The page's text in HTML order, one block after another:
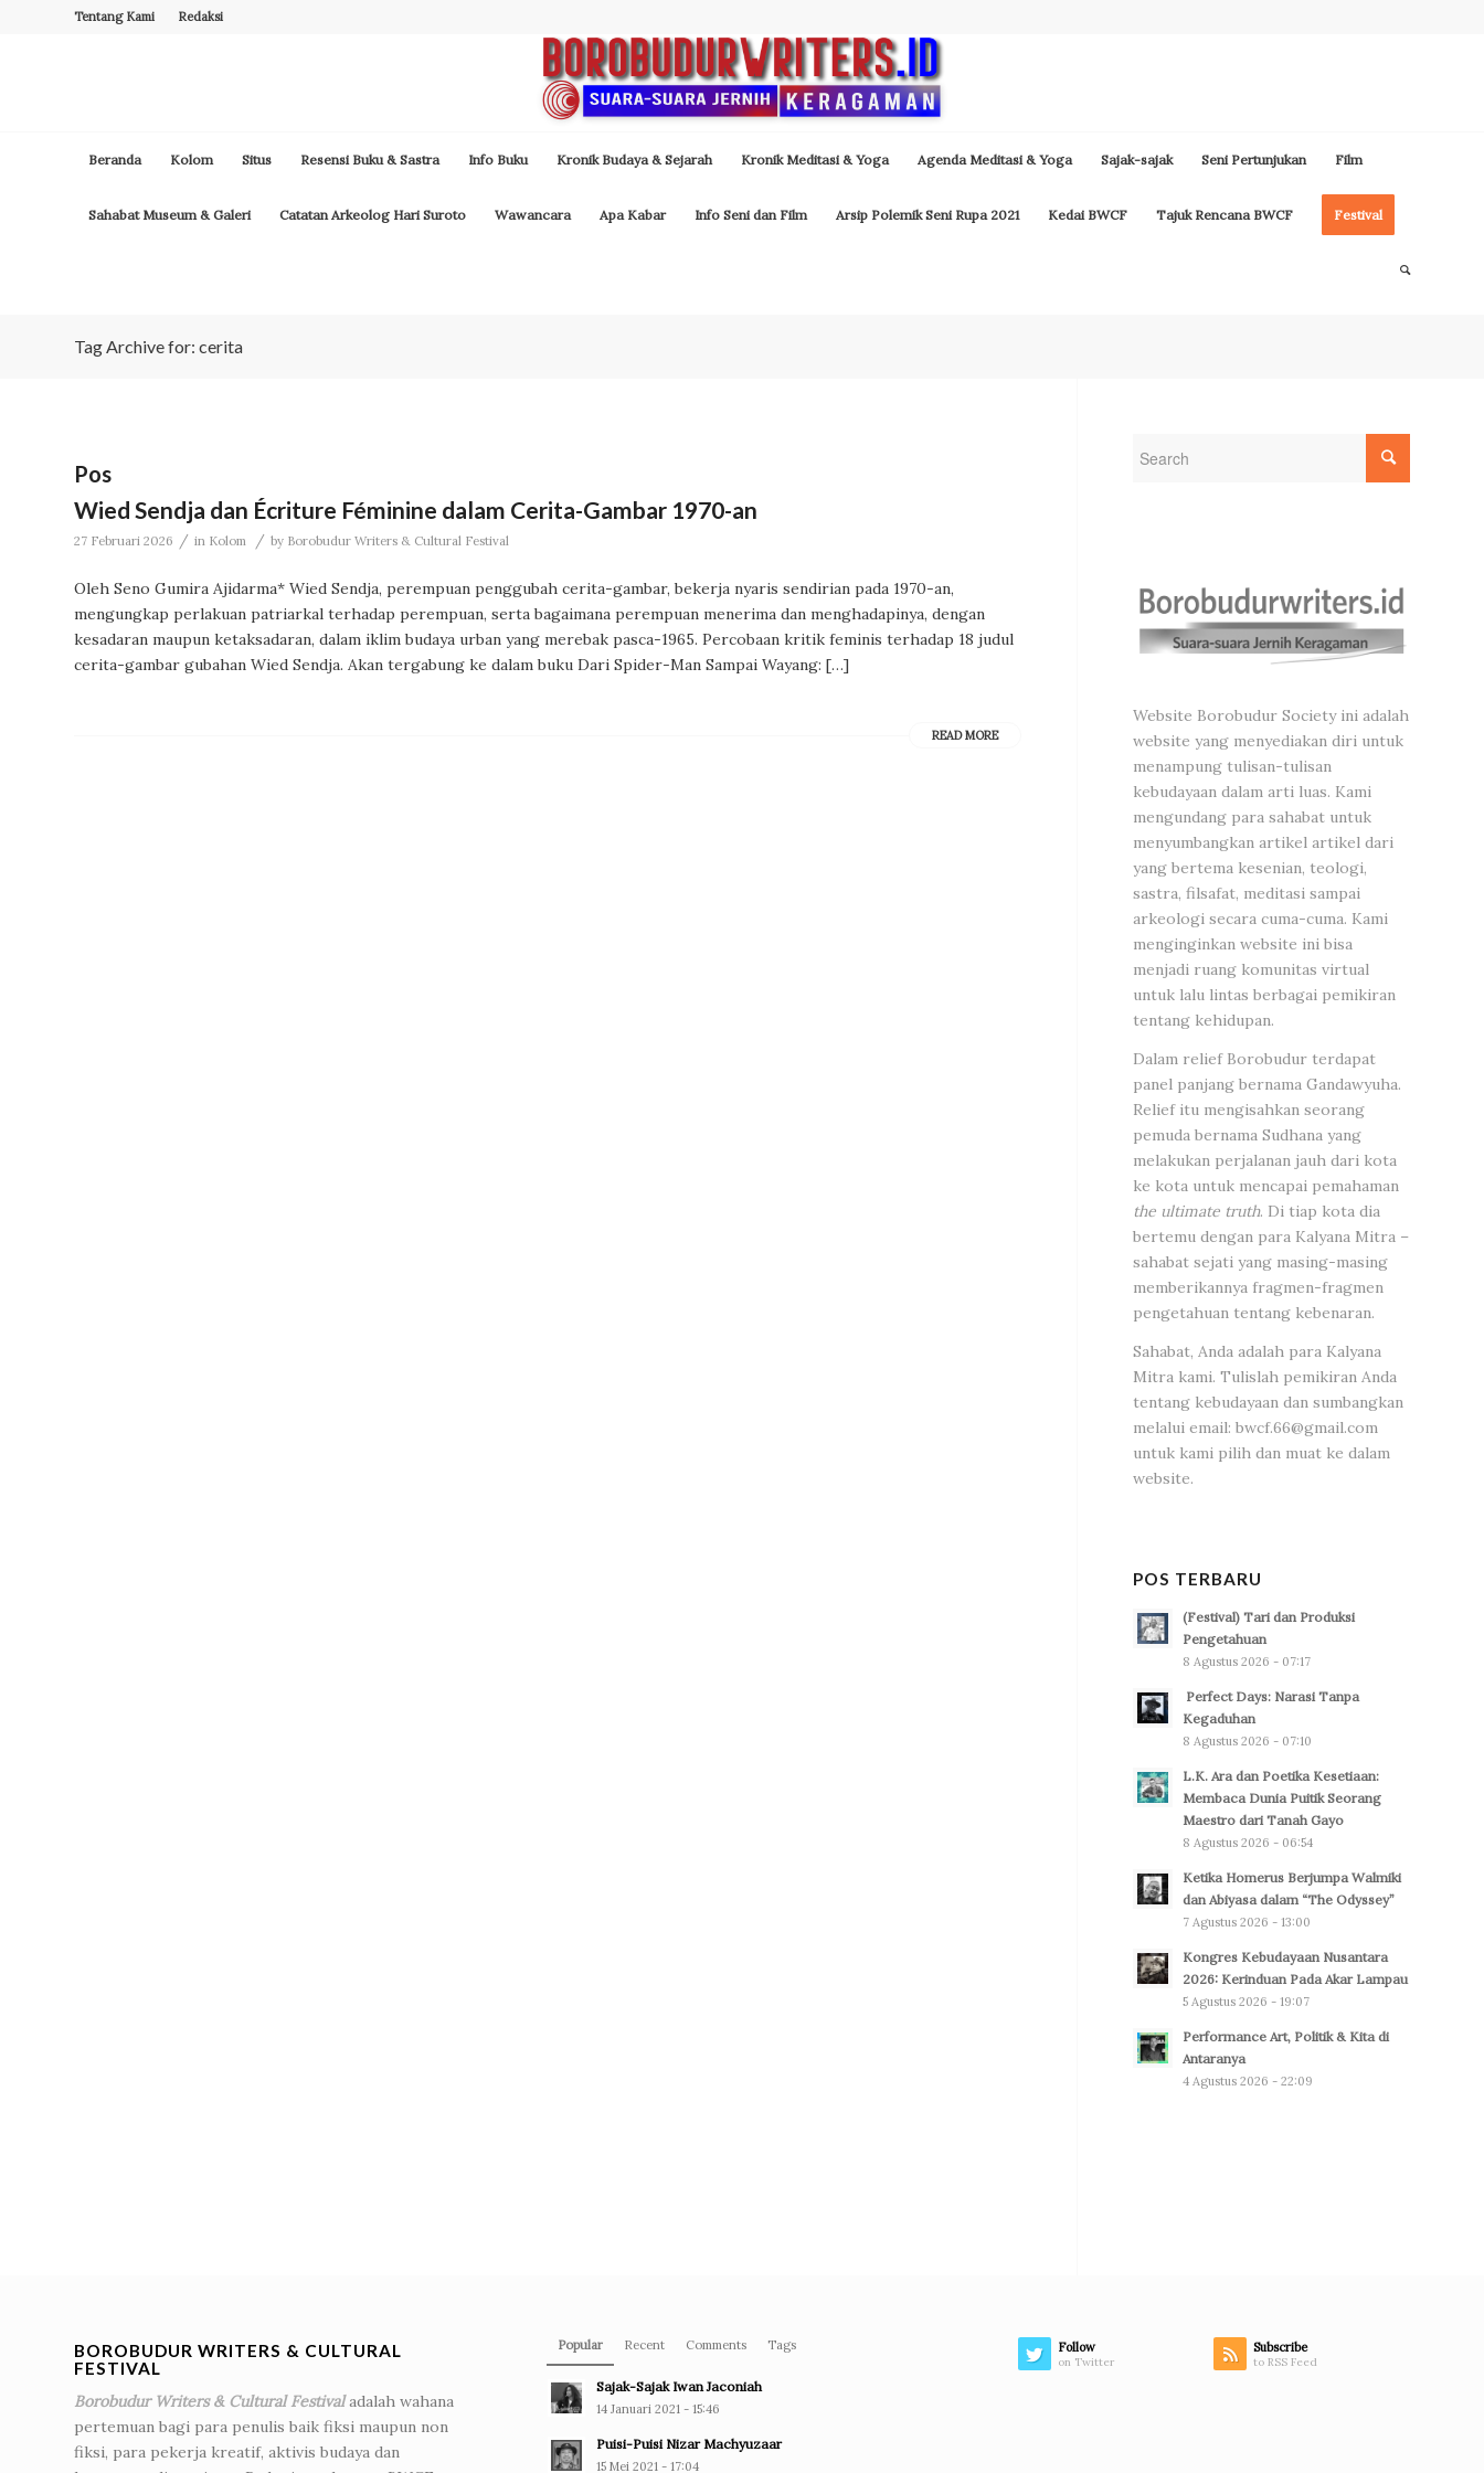
Tentang Kami Redaksi
Beranda Kolom Situs Resensi Buku & Sastra Info Buku Kronik Budaya & Sejarah Kronik Meditasi & Yoga Agenda Meditasi & Yoga Sajak-sajak Seni Pertunjukan Film
Sahabat Museum & Galeri Catatan Arkeolog Hari Suroto Wawancara Apa Kabar Info Seni dan Film Arsip Polemik Seni Rupa 2021 Kedai BWCF Tajuk Rencana BWCF Festival
Tag Archive for: cerita
Pos
Wied Sendja dan Écriture Féminine dalam Cerita-Gambar 1970-an
27 Februari 2026 / in Kolom / by Borobudur Writers & Cultural Festival
Oleh Seno Gumira Ajidarma* Wied Sendja, perempuan penggubah cerita-gambar, bekerja nyaris sendirian pada 1970-an,
mengungkap perlakuan patriarkal terhadap perempuan, serta bagaimana perempuan menerima dan menghadapinya, dengan
kesadaran maupun ketaksadaran, dalam iklim budaya urban yang merebak pasca-1965. Percobaan kritik feminis terhadap 18 judul
cerita-gambar gubahan Wied Sendja. Akan tergabung ke dalam buku Dari Spider-Man Sampai Wayang: […]
READ MORE
Website Borobudur Society ini adalah
website yang menyediakan diri untuk
menampung tulisan-tulisan
kebudayaan dalam arti luas. Kami
mengundang para sahabat untuk
menyumbangkan artikel artikel dari
yang bertema kesenian, teologi,
sastra, filsafat, meditasi sampai
arkeologi secara cuma-cuma. Kami
menginginkan website ini bisa
menjadi ruang komunitas virtual
untuk lalu lintas berbagai pemikiran
tentang kehidupan.
Dalam relief Borobudur terdapat
panel panjang bernama Gandawyuha.
Relief itu mengisahkan seorang
pemuda bernama Sudhana yang
melakukan perjalanan jauh dari kota
ke kota untuk mencapai pemahaman
the ultimate truth. Di tiap kota dia
bertemu dengan para Kalyana Mitra –
sahabat sejati yang masing-masing
memberikannya fragmen-fragmen
pengetahuan tentang kebenaran.
Sahabat, Anda adalah para Kalyana
Mitra kami. Tulislah pemikiran Anda
tentang kebudayaan dan sumbangkan
melalui email: bwcf.66@gmail.com
untuk kami pilih dan muat ke dalam
website.
POS TERBARU
(Festival) Tari dan Produksi
Pengetahuan
8 Agustus 2026 - 07:17
Perfect Days: Narasi Tanpa
Kegaduhan
8 Agustus 2026 - 07:10
L.K. Ara dan Poetika Kesetiaan:
Membaca Dunia Puitik Seorang
Maestro dari Tanah Gayo
8 Agustus 2026 - 06:54
Ketika Homerus Berjumpa Walmiki
dan Abiyasa dalam “The Odyssey”
7 Agustus 2026 - 13:00
Kongres Kebudayaan Nusantara
2026: Kerinduan Pada Akar Lampau
5 Agustus 2026 - 19:07
Performance Art, Politik & Kita di
Antaranya
4 Agustus 2026 - 22:09
BOROBUDUR WRITERS & CULTURAL
FESTIVAL
Borobudur Writers & Cultural Festivaladalah wahana
pertemuan bagi para penulis baik fiksi maupun non
fiksi, para pekerja kreatif, aktivis budaya dan
Popular Recent Comments Tags
Sajak-Sajak Iwan Jaconiah
14 Januari 2021 - 15:46
Puisi-Puisi Nizar Machyuzaar
15 Mei 2021 - 17:04
Follow
on Twitter
Subscribe
to RSS Feed